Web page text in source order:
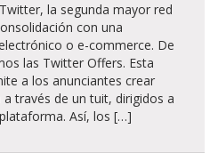
la segunda mayor red
con una
o e-commerce. De
las Twitter Offers. Esta
a los anunciantes crear
través de un tuit, dirigidos a
Así, los […]